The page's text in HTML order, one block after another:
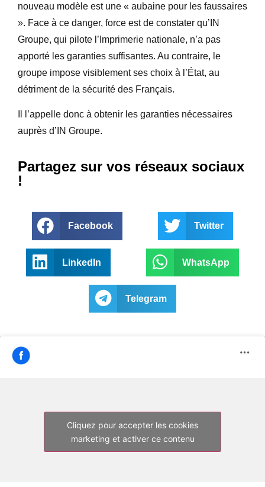
nouveau modèle est une « aubaine pour les faussaires
». Face à ce danger, force est de constater qu’IN
Groupe, qui pilote l’Imprimerie nationale, n’a pas
apporté les garanties suffisantes. Au contraire, le
groupe impose visiblement ses choix à l’État, au
détriment de la sécurité des Français.
Il l’appelle donc à obtenir les garanties nécessaires
auprès d’IN Groupe.
Partagez sur vos réseaux sociaux
!
Facebook Twitter
LinkedIn WhatsApp
Telegram
Cliquez pour accepter les cookies
marketing et activer ce contenu